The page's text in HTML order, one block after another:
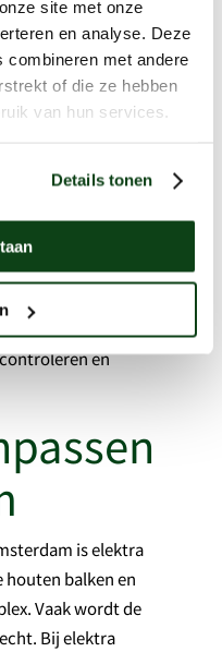
site met onze
en analyse. Deze
combineren met andere
of die ze hebben
van hun services.
Details tonen
is kan deze
kan deze vervangen
wij alles te
10 jaar. Wilt u
en
is elektra
houten balken en
Vaak wordt de
Bij elektra